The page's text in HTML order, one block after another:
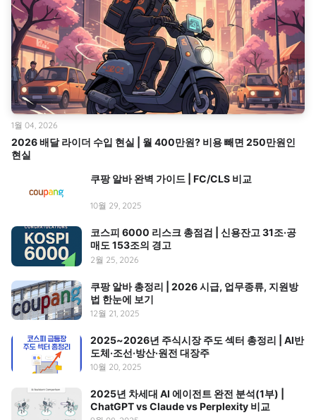
2026 배달 라이더 수입 현실 | 월 400만원? 비용 빼면 250만원인
현실
1월 04, 2026
쿠팡 알바 완벽 가이드 | FC/CLS 비교
10월 29, 2025
코스피 6000 리스크 총점검 | 신용잔고 31조·공
매도 153조의 경고
2월 25, 2026
쿠팡 알바 총정리 | 2026 시급, 업무종류, 지원방
법 한눈에 보기
12월 21, 2025
2025~2026년 주식시장 주도 섹터 총정리 | AI반
도체·조선·방산·원전 대장주
10월 20, 2025
2025년 차세대 AI 에이전트 완전 분석(1부) |
ChatGPT vs Claude vs Perplexity 비교